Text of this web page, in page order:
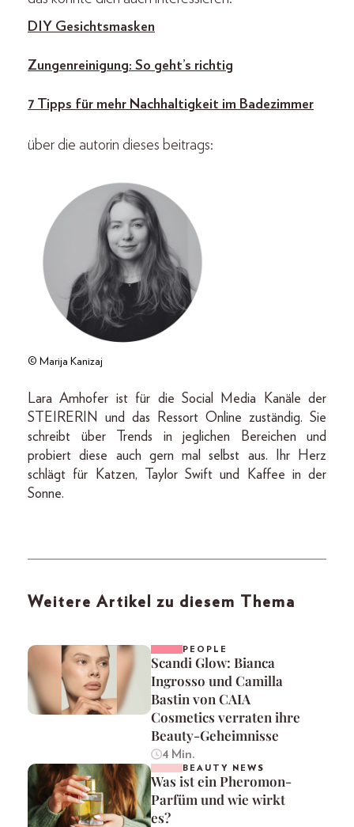
DIY Gesichtsmasken
Zungenreinigung: So geht’s richtig
7 Tipps für mehr Nachhaltigkeit im Badezimmer
über die autorin dieses beitrags:
© Marija Kanizaj
Lara Amhofer ist für die Social Media Kanäle der
STEIRERIN und das Ressort Online zuständig. Sie
schreibt über Trends in jeglichen Bereichen und
probiert diese auch gern mal selbst aus. Ihr Herz
schlägt für Katzen, Taylor Swift und Kaffee in der
Sonne.
Weitere Artikel zu diesem Thema
PEOPLE
Scandi Glow: Bianca
Ingrosso und Camilla
Bastin von CAIA
Cosmetics verraten ihre
Beauty-Geheimnisse
4 Min.
BEAUTY NEWS
Was ist ein Pheromon-
Parfüm und wie wirkt
es?